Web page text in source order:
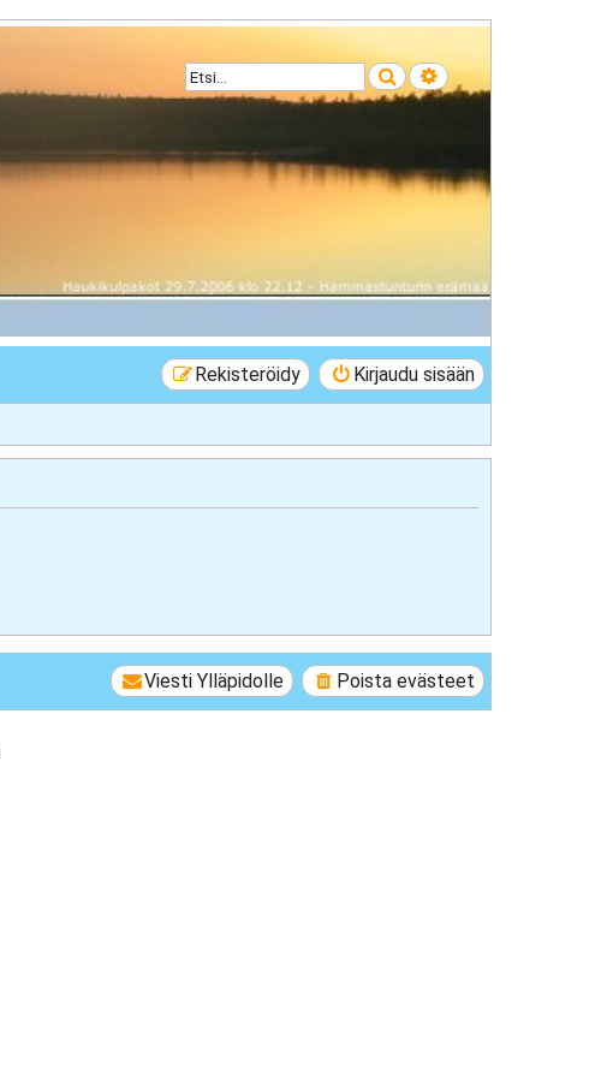
Etsi Tarkennettu haku
Kirjaudu sisään
Rekisteröidy
Poista evästeet
Viesti Ylläpidolle